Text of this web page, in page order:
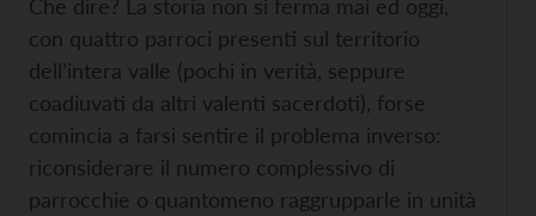
Che dire? La storia non si ferma mai ed oggi,
con quattro parroci presenti sul territorio
dell’intera valle (pochi in verità, seppure
coadiuvati da altri valenti sacerdoti), forse
comincia a farsi sentire il problema inverso:
riconsiderare il numero complessivo di
parrocchie o quantomeno raggrupparle in unità